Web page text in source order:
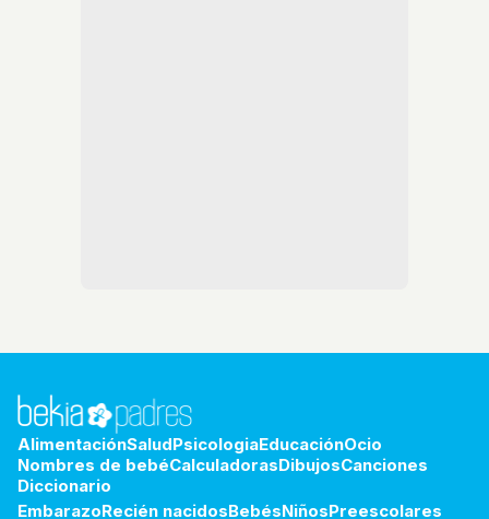
AlimentaciónSaludPsicologiaEducaciónOcio
Nombres de bebéCalculadorasDibujosCanciones
Diccionario
EmbarazoRecién nacidosBebésNiñosPreescolares